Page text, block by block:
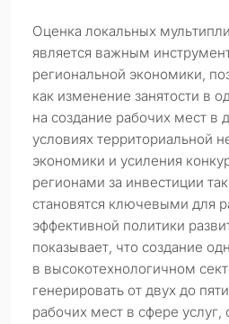
Оценка локальных
является важным
региональной экономики,
как изменение занятости в
на создание рабочих мест в
условиях территориальной
экономики и усиления
регионами за инвестиции
становятся ключевыми для
эффективной политики
показывает, что создание
в высокотехнологичном
генерировать от двух до
рабочих мест в сфере услуг,